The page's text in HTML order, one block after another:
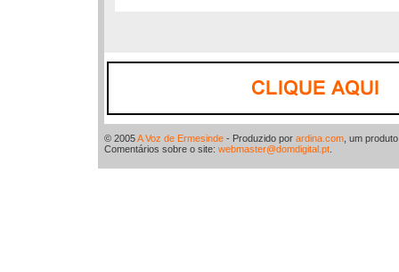
© 2005A Voz de Ermesinde - Produzido por ardina.com , um
Comentários sobre o site: webmaster@domdigital.pt